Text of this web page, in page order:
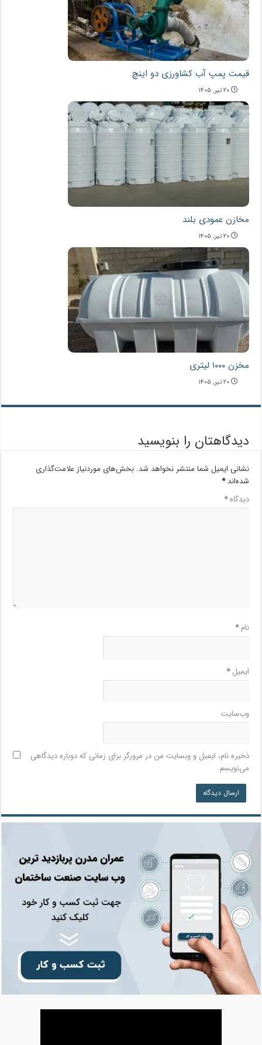
قیمت پمپ آب کشاورزی دو اینچ
۲۰ تیر, ۱۴۰۵
مخازن عمودی بلند
۲۰ تیر, ۱۴۰۵
مخزن ۱۰۰۰ لیتری
۲۰ تیر, ۱۴۰۵
دیدگاهتان را بنویسید
نشانی ایمیل شما منتشر نخواهد شد. بخش‌های موردنیاز علامت‌گذاری
شده‌اند*
دیدگاه*
نام*
ایمیل*
وب‌سایت
ذخیره نام، ایمیل و وبسایت من در مرورگر برای زمانی که دوباره دیدگاهی
می‌نویسم.